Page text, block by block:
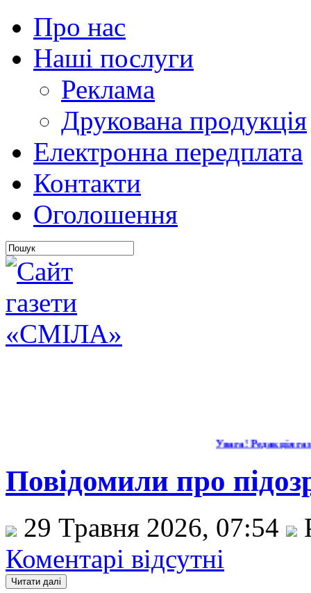
Про нас
Наші послуги
Реклама
Друкована продукція
Електронна передплата
Контакти
Оголошення
Увага! Редакція
Повідомили про
29 Травня 2026, 07:54
Коментарі відсутні